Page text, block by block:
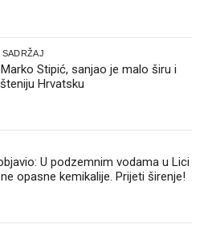
SADRŽAJ
Stipić, sanjao je malo širu i
Hrvatsku
U podzemnim vodama u Lici
opasne kemikalije. Prijeti širenje!